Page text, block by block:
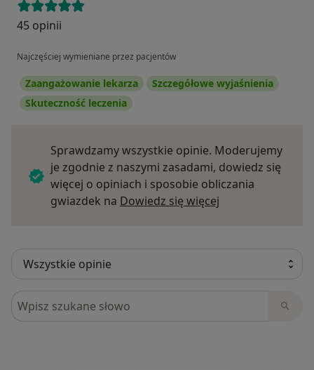
45 opinii
Najczęściej wymieniane przez pacjentów
Zaangażowanie lekarza
Szczegółowe wyjaśnienia
Skuteczność leczenia
Sprawdzamy wszystkie opinie. Moderujemy
je zgodnie z naszymi zasadami, dowiedz się
więcej o opiniach i sposobie obliczania
gwiazdek na Dowiedz się więcej
Szukaj w opiniach